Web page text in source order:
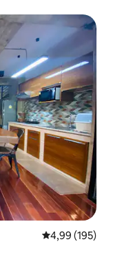
4,99 (195)